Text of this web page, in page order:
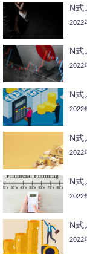
N式
2022
N式
2022
N式
2022
N式
2022
N式
2022
N式
2022